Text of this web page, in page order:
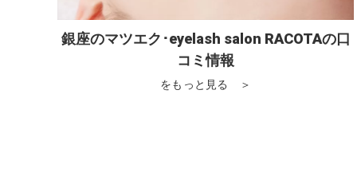
銀座のマツエク･eyelash salon RACOTAの口
コミ情報
をもっと見る ＞